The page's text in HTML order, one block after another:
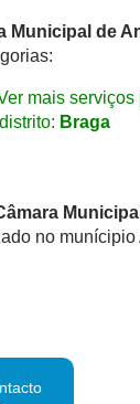
Municipal de
mais
Braga
no munícipio